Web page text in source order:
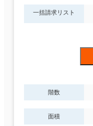
一括請求リスト
階数
面積